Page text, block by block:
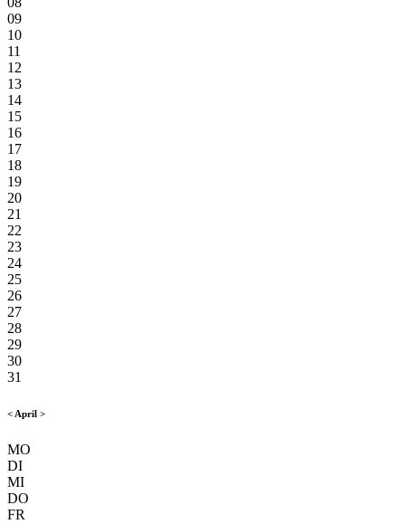
09
10
11
12
13
14
15
16
17
18
19
20
21
22
23
24
25
26
27
28
29
30
31
< April >
MO
DI
MI
DO
FR